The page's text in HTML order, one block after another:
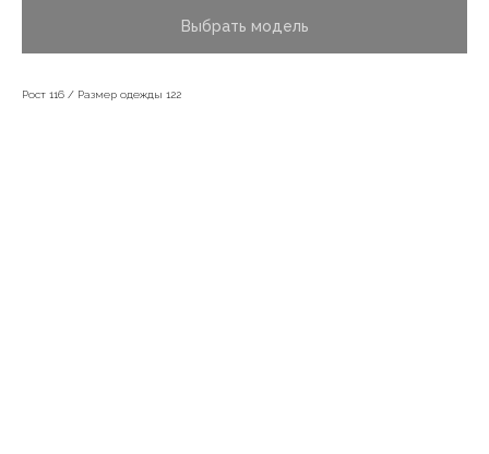
Выбрать модель
Рост 116 / Размер одежды 122